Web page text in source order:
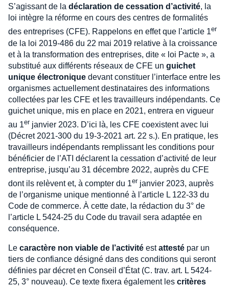
S’agissant de la déclaration de cessation d’activité, la
loi intègre la réforme en cours des centres de formalités
des entreprises (CFE). Rappelons en effet que l’article 1er
de la loi 2019-486 du 22 mai 2019 relative à la croissance
et à la transformation des entreprises, dite « loi Pacte », a
substitué aux différents réseaux de CFE un guichet
unique électronique devant constituer l’interface entre les
organismes actuellement destinataires des informations
collectées par les CFE et les travailleurs indépendants. Ce
guichet unique, mis en place en 2021, entrera en vigueur
au 1er janvier 2023. D’ici là, les CFE coexistent avec lui
(Décret 2021-300 du 19-3-2021 art. 22 s.). En pratique, les
travailleurs indépendants remplissant les conditions pour
bénéficier de l’ATI déclarent la cessation d’activité de leur
entreprise, jusqu’au 31 décembre 2022, auprès du CFE
dont ils relèvent et, à compter du 1er janvier 2023, auprès
de l’organisme unique mentionné à l’article L 122-33 du
Code de commerce. À cette date, la rédaction du 3° de
l’article L 5424-25 du Code du travail sera adaptée en
conséquence.
Le caractère non viable de l’activité estattesté par un
tiers de confiance désigné dans des conditions qui seront
définies par décret en Conseil d’État (C. trav. art. L 5424-
25, 3° nouveau). Ce texte fixera également les critères